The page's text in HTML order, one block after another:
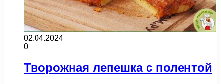
02.04.2024
0
Творожная лепешка с полентой